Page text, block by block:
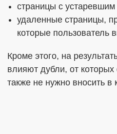
страницы с устаревшим
удаленные страницы,
которые пользователь
Кроме этого, на
влияют дубли, от которых
также не нужно вносить в